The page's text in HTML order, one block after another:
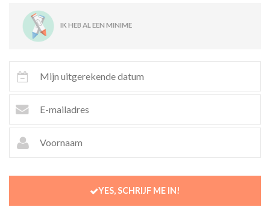
IK HEB AL EEN MINIME
YES, SCHRIJF ME IN!